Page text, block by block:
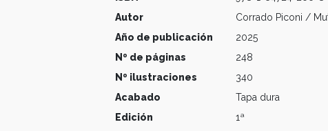
Autor
Corrado Piconi /
Año de publicación
2025
Nº de páginas
248
Nº ilustraciones
340
Acabado
Tapa dura
Edición
1ª